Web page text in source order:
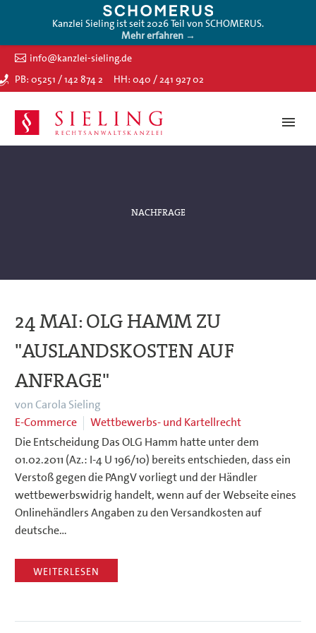
Kanzlei Sieling ist seit 2026 Teil von SCHOMERUS.
Mehr erfahren →
info@kanzlei-sieling.de
PB: 05251 / 142 874 2
HH: 040 / 241 927 02
NACHFRAGE
24 MAI:OLG HAMM ZU
"AUSLANDSKOSTEN AUF
ANFRAGE"
von Carola Sieling
E-Commerce
Wettbewerbs- und Kartellrecht
Die Entscheidung Das OLG Hamm hatte unter dem
01.02.2011 (Az.: I-4 U 196/10) bereits entschieden, dass ein
Verstoß gegen die PAngV vorliegt und der Händler
wettbewerbswidrig handelt, wenn auf der Webseite eines
Onlinehändlers Angaben zu den Versandkosten auf
deutsche…
WEITERLESEN